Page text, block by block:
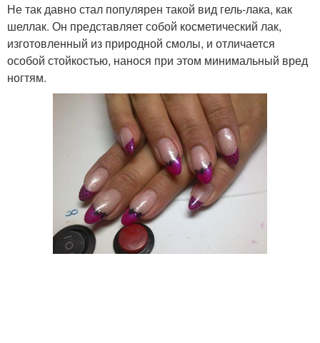
Не так давно стал популярен такой вид гель-лака, как
шеллак. Он представляет собой косметический лак,
изготовленный из природной смолы, и отличается
особой стойкостью, нанося при этом минимальный вред
ногтям.